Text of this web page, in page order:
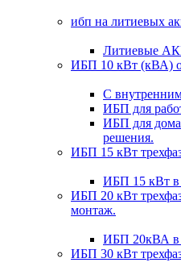
ибп на литиевых
Литиевые
ИБП 10 кВт (кВА)
С
ИБП для
ИБП для
решения.
ИБП 15 кВт
ИБП 15 кВт в
ИБП 20 кВт
монтаж.
ИБП 20кВА в
ИБП 30 кВт